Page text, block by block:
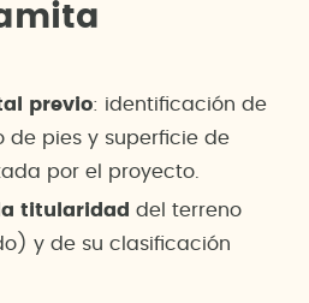
previo: identificación de
de pies y superficie de
por el proyecto.
titularidad del terreno
y de su clasificación